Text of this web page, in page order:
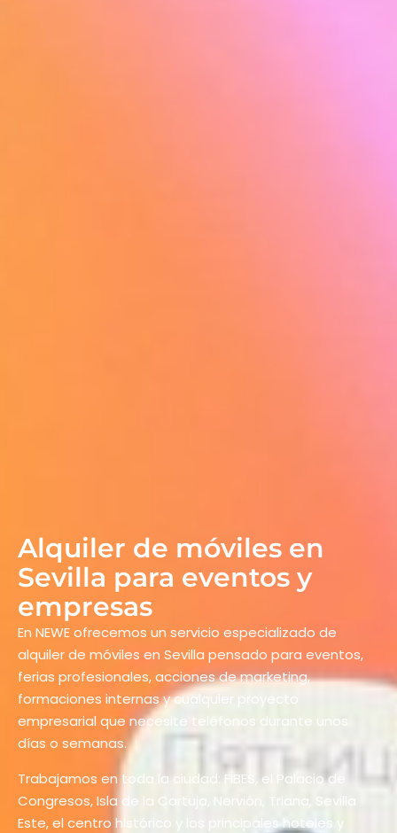
Alquiler de móviles en
Sevilla para eventos y
empresas
En NEWE ofrecemos un servicio especializado de
alquiler de móviles en Sevilla pensado para eventos,
ferias profesionales, acciones de marketing,
formaciones internas y cualquier proyecto
empresarial que necesite teléfonos durante unos
días o semanas.
Trabajamos en toda la ciudad: FIBES, el Palacio de
Congresos, Isla de la Cartuja, Nervión, Triana, Sevilla
Este, el centro histórico y los principales hoteles y